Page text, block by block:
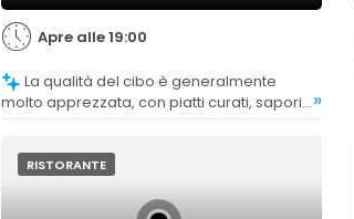
Apre alle 19:00
molto apprezzata, con piatti curati, sapori
percezione della freschezza di alcuni
»
RISTORANTE